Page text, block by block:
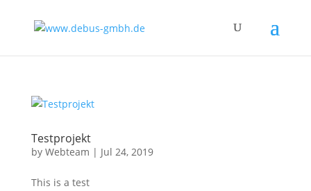
Testprojekt
by Webteam | Jul 24, 2019
This is a test